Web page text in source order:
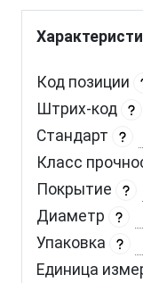
Код позиции
Штрих-код
Стандарт
Класс
Покрытие
Диаметр
Упаковка
Единица